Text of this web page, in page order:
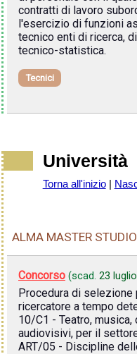
contratti di lavoro
l'esercizio di funzioni
tecnico enti di ricerca,
tecnico-statistica.
Tecnici
Università
Torna all'inizio|
ALMA MASTER
Concorso (scad. 23
Procedura di selezione
ricercatore a tempo
10/C1 - Teatro,
audiovisivi, per il
ART/05 - Discipline